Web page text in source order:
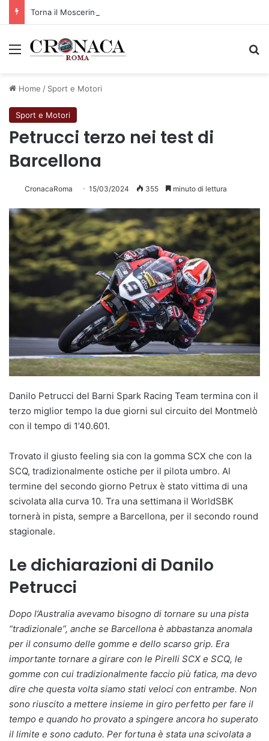
Torna il Moscerine Film Festival Summer Camp
Menu
Home / Sport e Motori
Sport e Motori
Petrucci terzo nei test di
Barcellona
CronacaRoma 15/03/2024 355 minuto di lettura
Danilo Petrucci del Barni Spark Racing Team termina con il
terzo miglior tempo la due giorni sul circuito del Montmelò
con il tempo di 1’40.601.
Trovato il giusto feeling sia con la gomma SCX che con la
SCQ, tradizionalmente ostiche per il pilota umbro. Al
termine del secondo giorno Petrux è stato vittima di una
scivolata alla curva 10. Tra una settimana il WorldSBK
tornerà in pista, sempre a Barcellona, per il secondo round
stagionale.
Le dichiarazioni di Danilo
Petrucci
Dopo l’Australia avevamo bisogno di tornare su una pista
“tradizionale”, anche se Barcellona è abbastanza anomala
per il consumo delle gomme e dello scarso grip. Era
importante tornare a girare con le Pirelli SCX e SCQ, le
gomme con cui tradizionalmente faccio più fatica, ma devo
dire che questa volta siamo stati veloci con entrambe. Non
sono riuscito a mettere insieme in giro perfetto per fare il
tempo e quando ho provato a spingere ancora ho superato
il limite e sono caduto. Per fortuna è stata una scivolata a